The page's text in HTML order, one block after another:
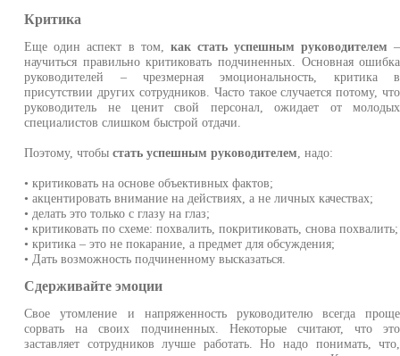
Критика
Еще один аспект в том, как стать успешным руководителем –
научиться правильно критиковать подчиненных. Основная ошибка
руководителей – чрезмерная эмоциональность, критика в
присутствии других сотрудников. Часто такое случается потому, что
руководитель не ценит свой персонал, ожидает от молодых
специалистов слишком быстрой отдачи.
Поэтому, чтобыстать успешным руководителем , надо:
• критиковать на основе объективных фактов;
• акцентировать внимание на действиях, а не личных качествах;
• делать это только с глазу на глаз;
• критиковать по схеме: похвалить, покритиковать, снова похвалить;
• критика – это не покарание, а предмет для обсуждения;
• Дать возможность подчиненному высказаться.
Сдерживайте эмоции
Свое утомление и напряженность руководителю всегда проще
сорвать на своих подчиненных. Некоторые считают, что это
заставляет сотрудников лучше работать. Но надо понимать, что,